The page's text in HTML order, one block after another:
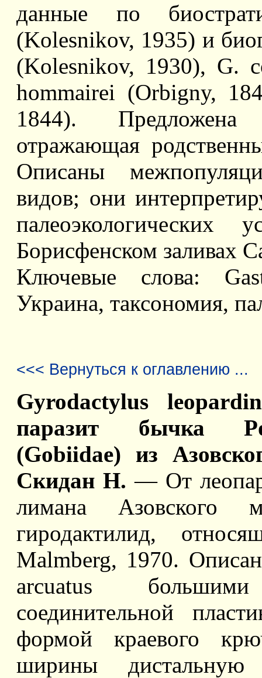
данные по
(Kolesnikov, 1935) и
(Kolesnikov, 1930), G.
hommairei (Orbigny,
1844). Предложена
отражающая
Описаны
видов; они
Борисфенском заливах
Ключевые слова:
Украина, таксономия,
<<< Вернуться к оглавлению ...
Gyrodactylus
паразит бычка
(Gobiidae) из
Скидан Н.— От
лимана
гиродактилид,
Malmberg, 1970.
arcuatus
соединительной
формой краевого
ширины